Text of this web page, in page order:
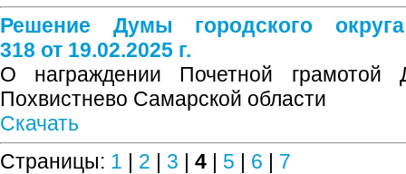
Решение Думы городского
318 от 19.02.2025 г.
О награждении Почетной грамотой
Похвистнево Самарской области
Скачать
Страницы: 1 | 2 | 3 | 4 | 5 | 6 | 7